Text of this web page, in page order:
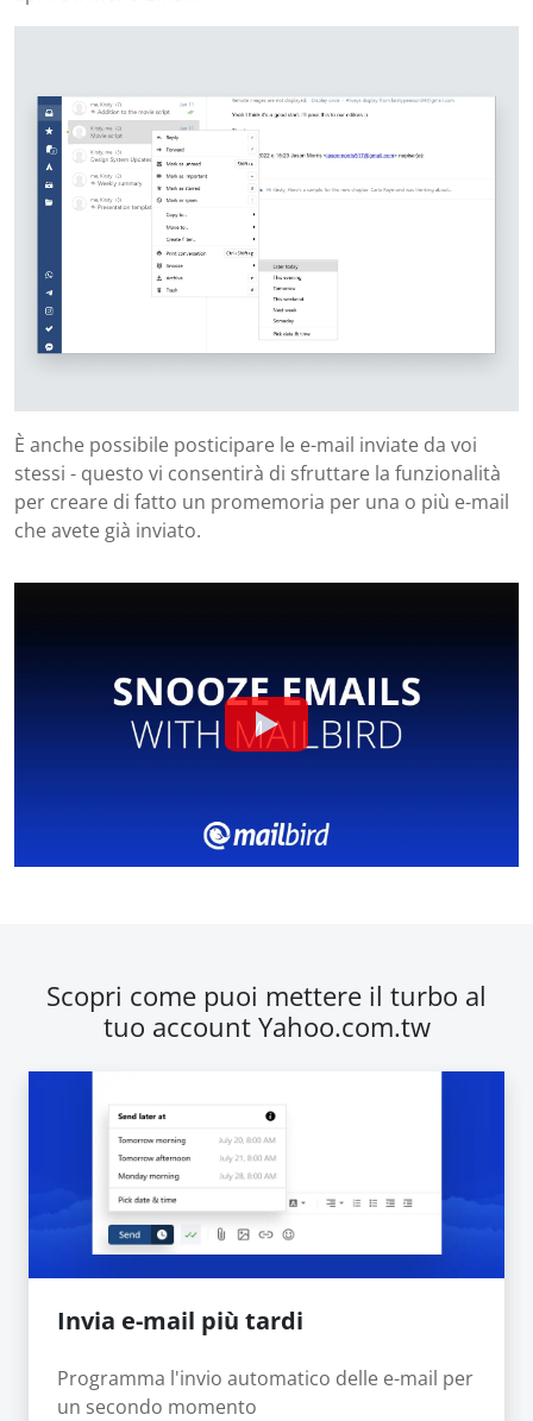
È anche possibile posticipare le e-mail inviate da voi
stessi - questo vi consentirà di sfruttare la funzionalità
per creare di fatto un promemoria per una o più e-mail
che avete già inviato.
Scopri come puoi mettere il turbo al
tuo account Yahoo.com.tw
Invia e-mail più tardi
Programma l'invio automatico delle e-mail per
un secondo momento